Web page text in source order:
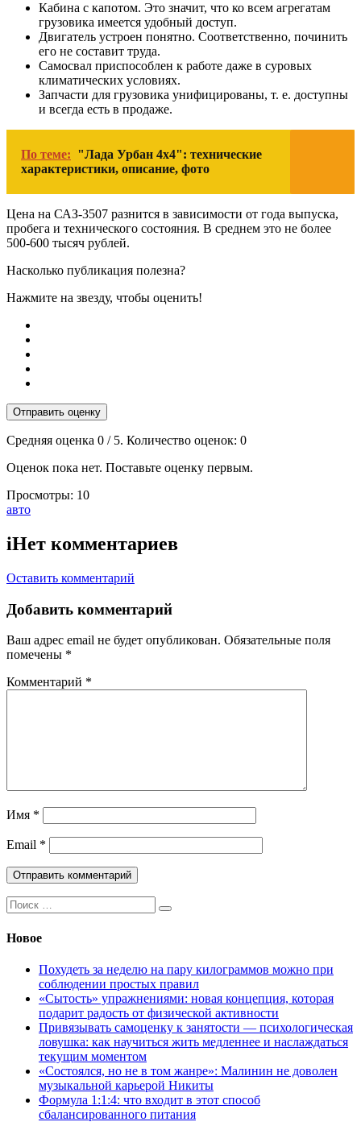
Кабина с капотом. Это значит, что ко всем агрегатам
грузовика имеется удобный доступ.
Двигатель устроен понятно. Соответственно, починить
его не составит труда.
Самосвал приспособлен к работе даже в суровых
климатических условиях.
Запчасти для грузовика унифицированы, т. е. доступны
и всегда есть в продаже.
По теме: "Лада Урбан 4х4": технические
характеристики, описание, фото
Цена на САЗ-3507 разнится в зависимости от года выпуска,
пробега и технического состояния. В среднем это не более
500-600 тысяч рублей.
Насколько публикация полезна?
Нажмите на звезду, чтобы оценить!
Отправить оценку
Средняя оценка 0 / 5. Количество оценок: 0
Оценок пока нет. Поставьте оценку первым.
Просмотры: 10
Тэги:
авто
iНет комментариев
Оставить комментарий
Добавить комментарий
Ваш адрес email не будет опубликован. Обязательные поля
помечены *
Комментарий *
Имя *
Email *
Поиск:
Новое
Похудеть за неделю на пару килограммов можно при
соблюдении простых правил
«Сытость» упражнениями: новая концепция, которая
подарит радость от физической активности
Привязывать самоценку к занятости — психологическая
ловушка: как научиться жить медленнее и наслаждаться
текущим моментом
«Состоялся, но не в том жанре»: Малинин не доволен
музыкальной карьерой Никиты
Формула 1:1:4: что входит в этот способ
сбалансированного питания